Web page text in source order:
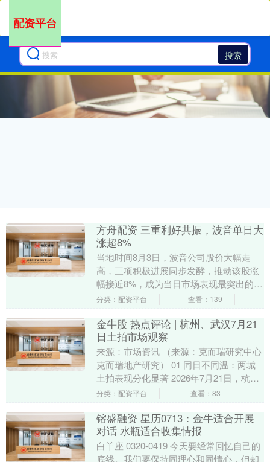
搜索
配资平台
方舟配资 三重利好共振，波音单日大
涨超8%
当地时间8月3日，波音公司股价大幅走
高，三项积极进展同步发酵，推动该股涨
幅接近8%，成为当日市场表现最突出的个
股之一。 对于波音而言，此次上涨是监管
分类：配资平台 查看：139
金牛股 热点评论 | 杭州、武汉7月21
日土拍市场观察
来源：市场资讯 （来源：克而瑞研究中心
克而瑞地产研究） 01 同日不同温：两城
土拍表现分化显著 2026年7月21日，杭
州、武汉两座重点城市同日开启集中土地
分类：配资平台 查看：83
镕盛融资 星历0713：金牛适合开展
对话 水瓶适合收集情报
白羊座 0320-0419 今天要经常回忆自己的
底线。我们要保持同理心和同情心，但却